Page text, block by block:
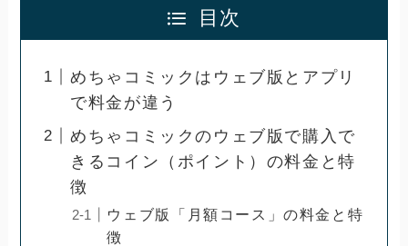
目次
めちゃコミックはウェブ版とアプリ
で料金が違う
めちゃコミックのウェブ版で購入で
きるコイン（ポイント）の料金と特
徴
ウェブ版「月額コース」の料金と特
徴